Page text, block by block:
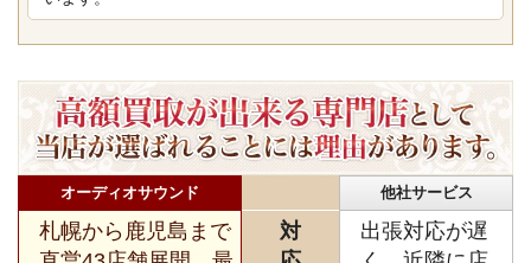
オーディオサウンド 他社サービス
札幌から鹿児島まで
対
出張対応が遅